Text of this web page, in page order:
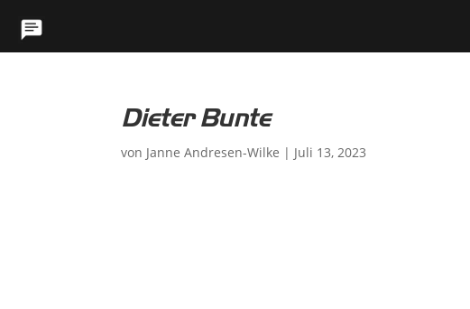
Dieter Bunte
von Janne Andresen-Wilke | Juli 13, 2023